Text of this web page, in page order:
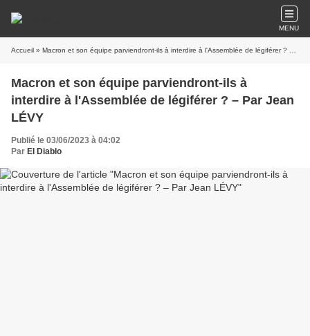
MENU
Accueil » Macron et son équipe parviendront-ils à interdire à l'Assemblée de légiférer ? – Par Jean LÉVY
Macron et son équipe parviendront-ils à
interdire à l'Assemblée de légiférer ? – Par Jean
LÉVY
Publié le 03/06/2023 à 04:02
Par El Diablo